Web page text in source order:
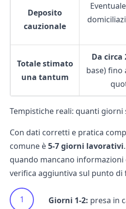
Deposito
cauzionale
Totale stimato
una tantum
Da circa
base) fino
Tempistiche reali: quanti giorni
Con dati corretti e pratica
comune è5-7 giorni lavorativi
quando mancano informazioni
verifica aggiuntiva sul punto
Giorni 1-2: presa in